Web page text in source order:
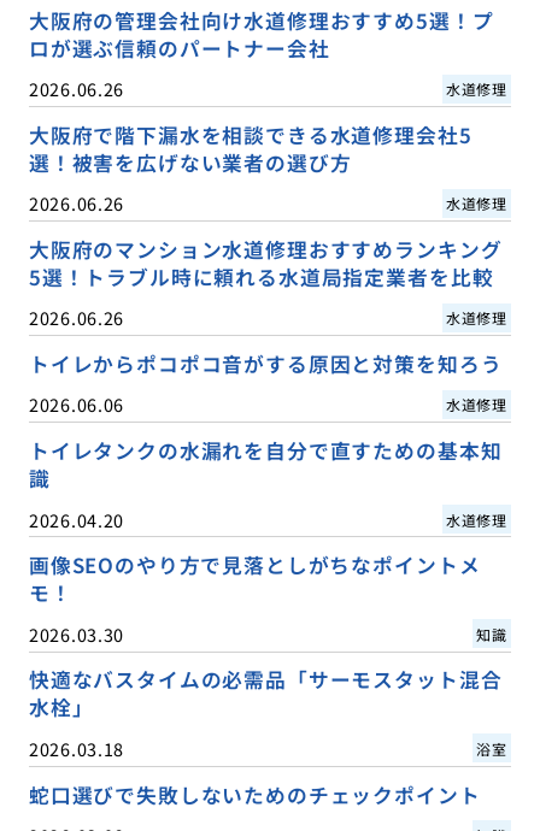
大阪府の管理会社向け水道修理おすすめ5選！プ
ロが選ぶ信頼のパートナー会社
2026.06.26 水道修理
大阪府で階下漏水を相談できる水道修理会社5
選！被害を広げない業者の選び方
2026.06.26 水道修理
大阪府のマンション水道修理おすすめランキング
5選！トラブル時に頼れる水道局指定業者を比較
2026.06.26 水道修理
トイレからポコポコ音がする原因と対策を知ろう
2026.06.06 水道修理
トイレタンクの水漏れを自分で直すための基本知
識
2026.04.20 水道修理
画像SEOのやり方で見落としがちなポイントメ
モ！
2026.03.30 知識
快適なバスタイムの必需品「サーモスタット混合
水栓」
2026.03.18 浴室
蛇口選びで失敗しないためのチェックポイント